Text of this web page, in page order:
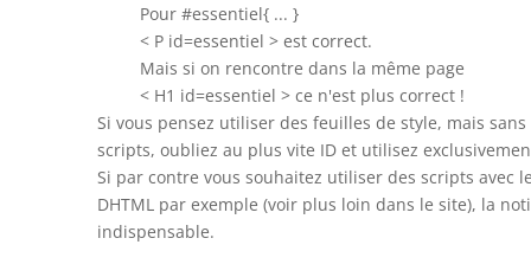
Pour #essentiel{ ... }
< P id=essentiel > est correct.
Mais si on rencontre dans la même page
< H1 id=essentiel > ce n'est plus correct !
Si vous pensez utiliser des feuilles de style, mais
scripts, oubliez au plus vite ID et utilisez
Si par contre vous souhaitez utiliser des scripts avec
DHTML par exemple (voir plus loin dans le site), la
indispensable.